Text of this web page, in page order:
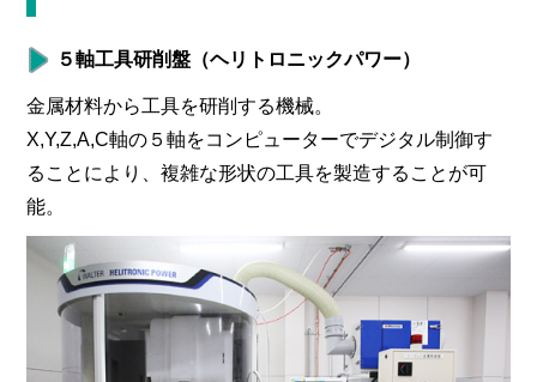
５軸工具研削盤（ヘリトロニックパワー）
金属材料から工具を研削する機械。
X,Y,Z,A,C軸の５軸をコンピューターでデジタル制御す
ることにより、複雑な形状の工具を製造することが可
能。